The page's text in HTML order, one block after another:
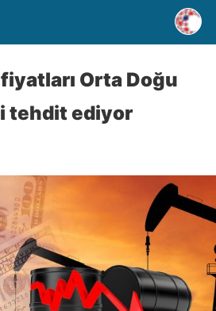
Orta Doğu
tehdit ediyor